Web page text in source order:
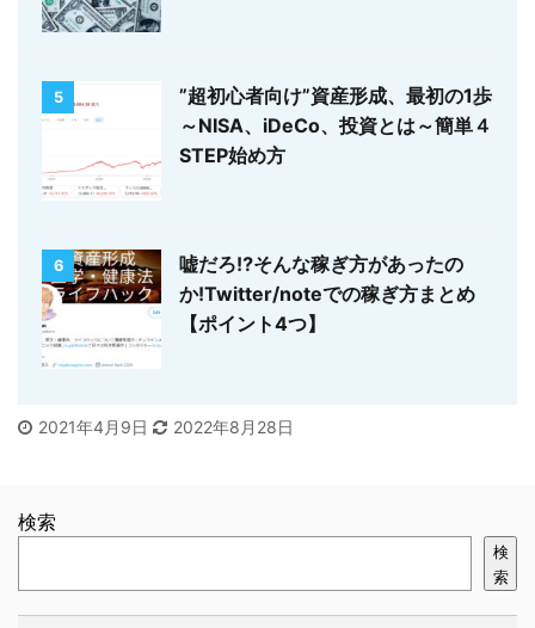
5
”超初心者向け”資産形成、最初の1歩
～NISA、iDeCo、投資とは～簡単４
STEP始め方
6
嘘だろ⁉そんな稼ぎ方があったの
か!Twitter/noteでの稼ぎ方まとめ
【ポイント4つ】
2021年4月9日 2022年8月28日
検索
検
索